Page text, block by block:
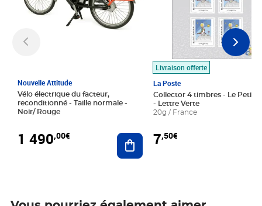
Nouvelle Attitude
Vélo électrique du facteur,
reconditionné - Taille normale -
Noir/ Rouge
1 490,00€ Ajouter au panier
Livraison offerte
La Poste
Collector 4 timbres - Le Petit
- Lettre Verte
20g / France
7,50€